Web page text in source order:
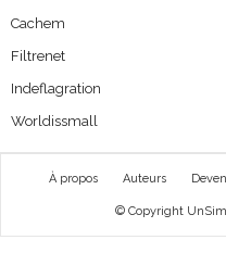
Cachem
Filtrenet
Indeflagration
Worldissmall
À propos Auteurs
© Copyright